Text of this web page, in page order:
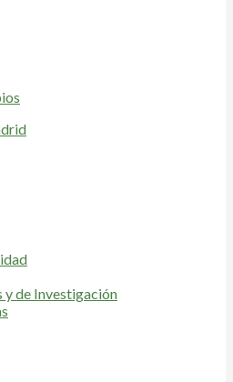
de Investigación